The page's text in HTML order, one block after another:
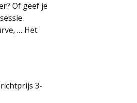
Of geef je
… Het
3-